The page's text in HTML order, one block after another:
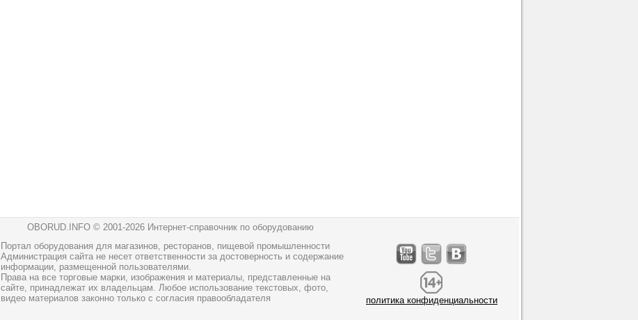
OBORUD.INFO © 2001-2026 Интернет-справочник по оборудованию
Портал оборудования для магазинов, ресторанов, пищевой промышленности
Администрация сайта не несет ответственности за достоверность и содержание
информации, размещенной пользователями.
Права на все торговые марки, изображения и материалы, представленные на
сайте, принадлежат их владельцам. Любое использование текстовых, фото,
видео материалов законно только с согласия правообладателя
политика конфиденциальности